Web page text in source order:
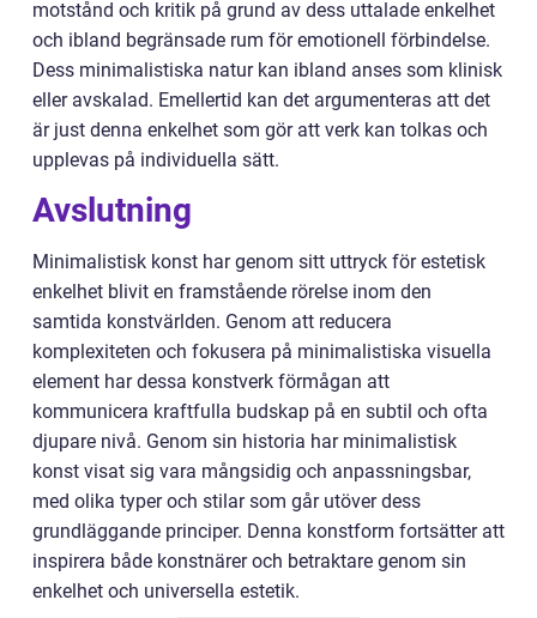
motstånd och kritik på grund av dess uttalade enkelhet
och ibland begränsade rum för emotionell förbindelse.
Dess minimalistiska natur kan ibland anses som klinisk
eller avskalad. Emellertid kan det argumenteras att det
är just denna enkelhet som gör att verk kan tolkas och
upplevas på individuella sätt.
Avslutning
Minimalistisk konst har genom sitt uttryck för estetisk
enkelhet blivit en framstående rörelse inom den
samtida konstvärlden. Genom att reducera
komplexiteten och fokusera på minimalistiska visuella
element har dessa konstverk förmågan att
kommunicera kraftfulla budskap på en subtil och ofta
djupare nivå. Genom sin historia har minimalistisk
konst visat sig vara mångsidig och anpassningsbar,
med olika typer och stilar som går utöver dess
grundläggande principer. Denna konstform fortsätter att
inspirera både konstnärer och betraktare genom sin
enkelhet och universella estetik.